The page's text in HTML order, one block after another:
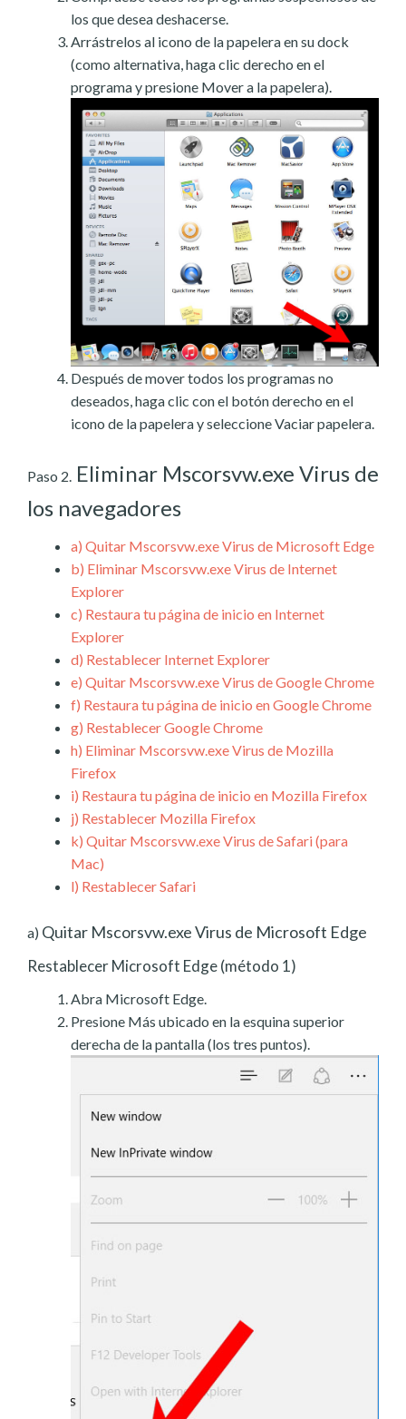
los que desea deshacerse.
Arrástrelos al icono de la papelera en su dock
(como alternativa, haga clic derecho en el
programa y presione Mover a la papelera).
Después de mover todos los programas no
deseados, haga clic con el botón derecho en el
icono de la papelera y seleccione Vaciar papelera.
Paso 2. Eliminar Mscorsvw.exe Virus de
los navegadores
a) Quitar Mscorsvw.exe Virus de Microsoft Edge
b) Eliminar Mscorsvw.exe Virus de Internet
Explorer
c) Restaura tu página de inicio en Internet
Explorer
d) Restablecer Internet Explorer
e) Quitar Mscorsvw.exe Virus de Google Chrome
f) Restaura tu página de inicio en Google Chrome
g) Restablecer Google Chrome
h) Eliminar Mscorsvw.exe Virus de Mozilla
Firefox
i) Restaura tu página de inicio en Mozilla Firefox
j) Restablecer Mozilla Firefox
k) Quitar Mscorsvw.exe Virus de Safari (para
Mac)
l) Restablecer Safari
a) Quitar Mscorsvw.exe Virus de Microsoft Edge
Restablecer Microsoft Edge (método 1)
Abra Microsoft Edge.
Presione Más ubicado en la esquina superior
derecha de la pantalla (los tres puntos).